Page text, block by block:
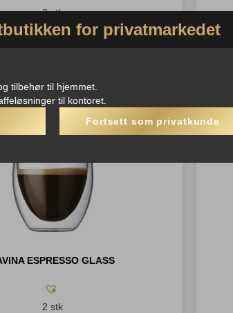
2 stk
300ml
ESPRESSO GLASS
2 stk
for privatmarkedet
tilbehør til hjemmet.
til kontoret.
Fortsett som privatkunde